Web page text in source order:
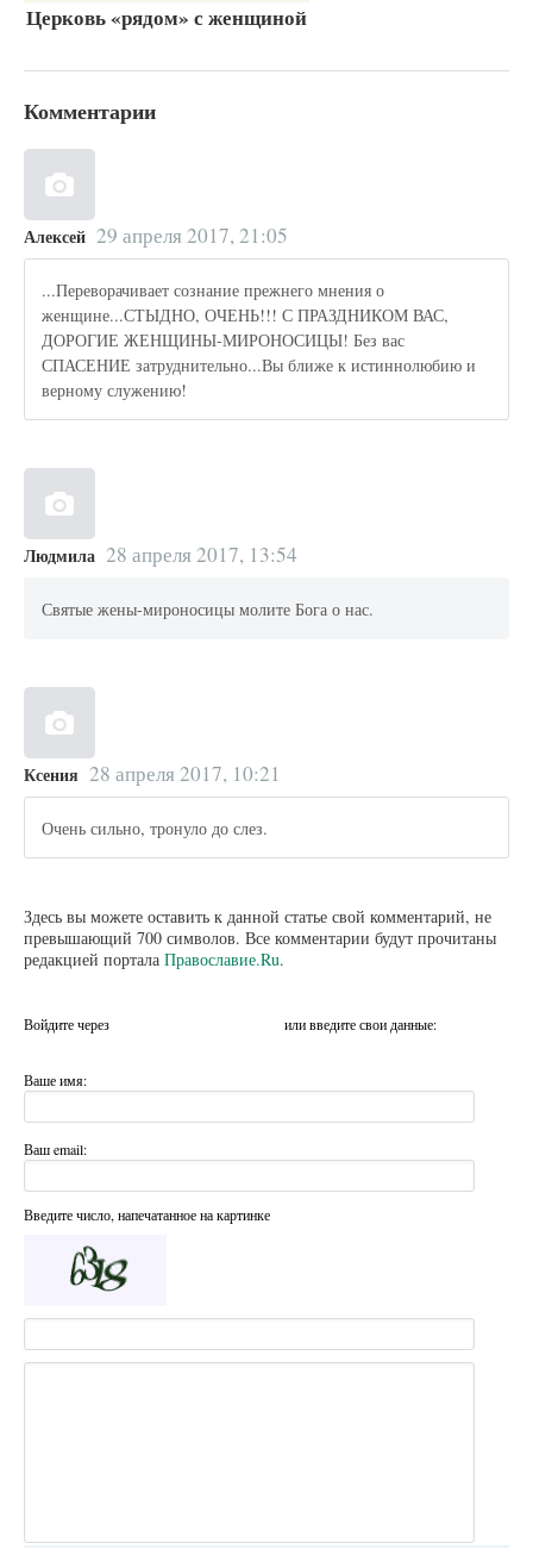
Церковь «рядом» с женщиной
Комментарии
Алексей 29 апреля 2017, 21:05
...Переворачивает сознание прежнего мнения о
женщине...СТЫДНО, ОЧЕНЬ!!! С ПРАЗДНИКОМ ВАС,
ДОРОГИЕ ЖЕНЩИНЫ-МИРОНОСИЦЫ! Без вас
СПАСЕНИЕ затруднительно...Вы ближе к истиннолюбию и
верному служению!
Людмила 28 апреля 2017, 13:54
Святые жены-мироносицы молите Бога о нас.
Ксения 28 апреля 2017, 10:21
Очень сильно, тронуло до слез.
Здесь вы можете оставить к данной статье свой комментарий, не
превышающий 700 символов. Все комментарии будут прочитаны
редакцией портала Православие.Ru.
Войдите через или введите свои данные:
Ваше имя:
Ваш email:
Введите число, напечатанное на картинке